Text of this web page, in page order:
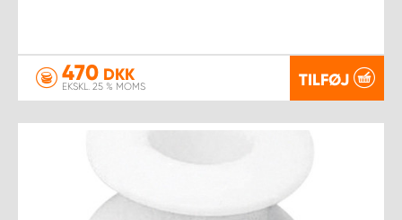
470 DKK
EKSKL. 25 % MOMS TILFØJ